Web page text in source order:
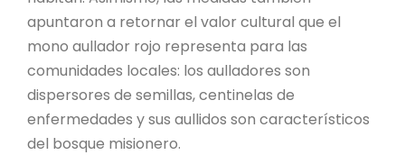
apuntaron a retornar el valor cultural que el
mono aullador rojo representa para las
comunidades locales: los aulladores son
dispersores de semillas, centinelas de
enfermedades y sus aullidos son característicos
del bosque misionero.